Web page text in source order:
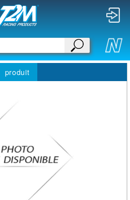
produit